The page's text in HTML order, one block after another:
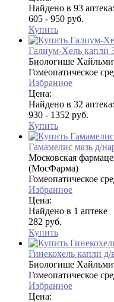
Найдено в 93
605 - 950 руб.
Купить
Галиум-Хель капли
Биологише
Гомеопатическое
Избранное
Цена:
Найдено в 32
930 - 1352 руб.
Купить
Гамамелис мазь д/
Московская
(МосФарма)
Гомеопатическое
Избранное
Цена:
Найдено в 1 аптеке
282 руб.
Купить
Гинекохель капли
Биологише
Гомеопатическое
Избранное
Цена: